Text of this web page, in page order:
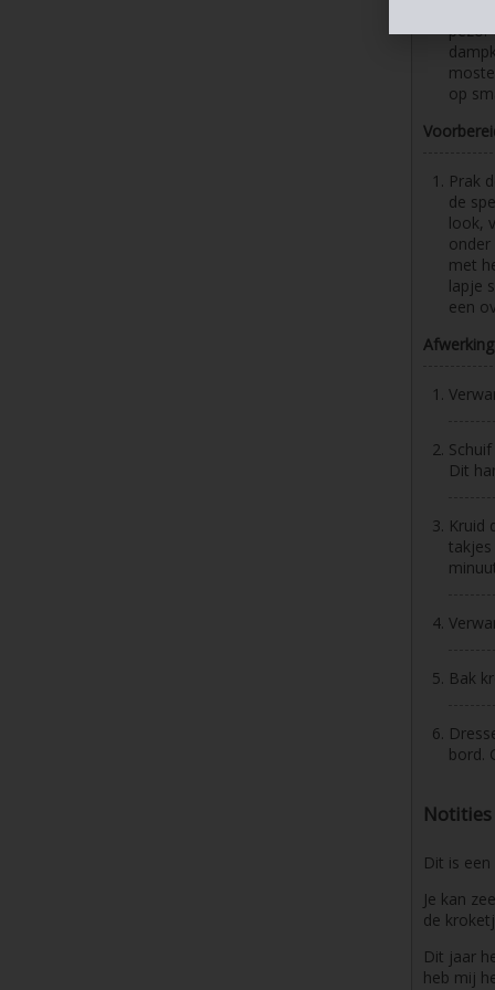
pezo.
op
Prak
de
look,
onder
met
lapje
een
Afwerking
Dit
Kruid
Bak
bord.
Notities
Dit is
Je kan
de
Dit jaar
heb mij